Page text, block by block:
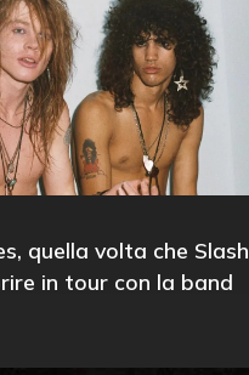
quella volta che Slash
in tour con la band